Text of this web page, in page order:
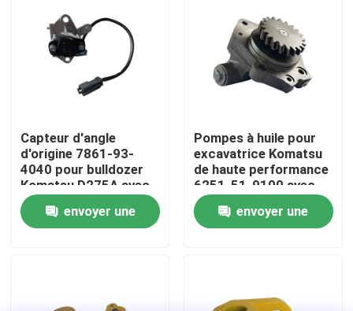
Contrôle de la qualité
nouvelles
Demande de soumission
Pièces de rechange Cummins
Capteur d'angle
d'origine 7861-93-
4040 pour bulldozer
Komatsu D275A avec
garantie de 1 an
envoyer une
Pompes à huile pour
excavatrice Komatsu
de haute performance
6251-51-9100 avec
garantie d'un an pour
PC450 PC400
envoyer une